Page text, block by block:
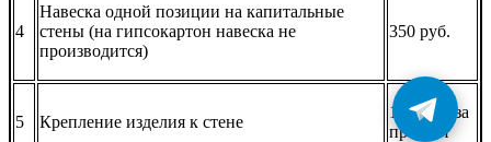
4
Навеска одной позиции на капитальные
стены (на гипсокартон навеска не
производится)
350 руб.
5 Крепление изделия к стене
150 руб. за
предмет